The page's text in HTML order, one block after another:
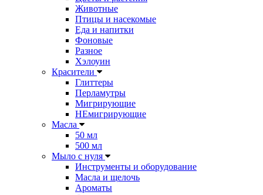
Животные
Птицы и насекомые
Еда и напитки
Фоновые
Разное
Хэлоуин
Красители
Глиттеры
Перламутры
Мигрирующие
НЕмигрирующие
Масла
50 мл
500 мл
Мыло с нуля
Инструменты и оборудование
Масла и щелочь
Ароматы